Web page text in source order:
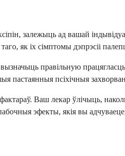
залежыць ад вашай
як іх сімптомы дэпрэсіі
правільную
пастаянныя псіхічныя
Ваш лекар ўлічыць,
эфекты, якія вы